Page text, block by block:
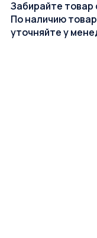
Забирайте товар
По наличию
уточняйте у